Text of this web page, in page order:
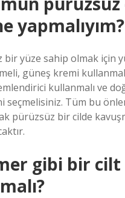
yapmalıyım?
bir yüze sahip olmak için
güneş kremi
kullanmalı ve
seçmelisiniz. Tüm bu
pürüzsüz bir cilde
gibi bir cilt